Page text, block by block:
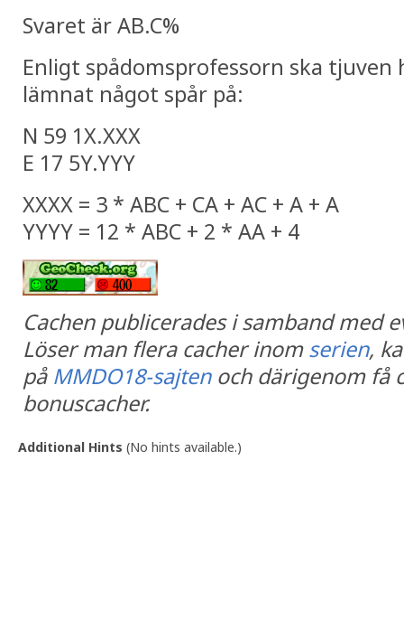
Svaret är AB.C%
Enligt spådomsprofessorn ska tjuven
lämnat något spår på:
N 59 1X.XXX
E 17 5Y.YYY
XXXX = 3 * ABC + CA + AC + A + A
YYYY = 12 * ABC + 2 * AA + 4
Cachen publicerades i samband med
Löser man flera cacher inomserien,
på MMDO18-sajtenoch därigenom få
bonuscacher.
Additional Hints (No hints available.)